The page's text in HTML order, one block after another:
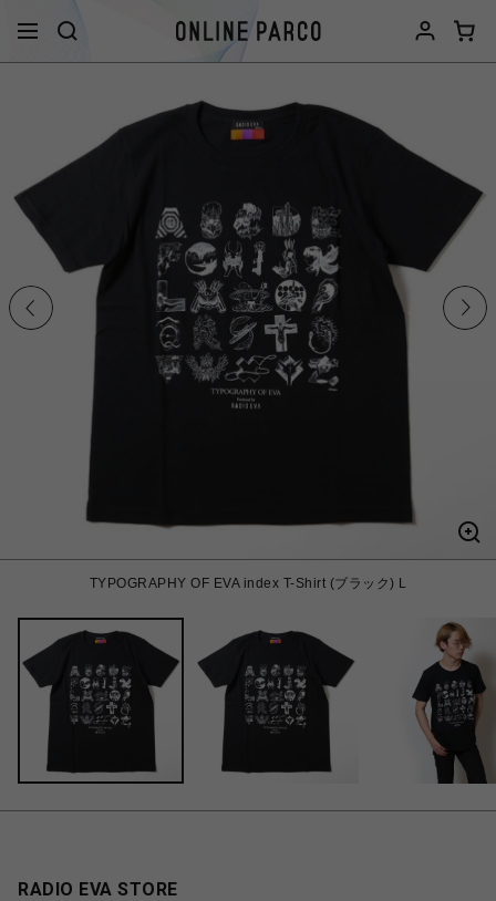
TYPOGRAPHY OF EVA index T-Shirt (ブラック) L
RADIO EVA STORE